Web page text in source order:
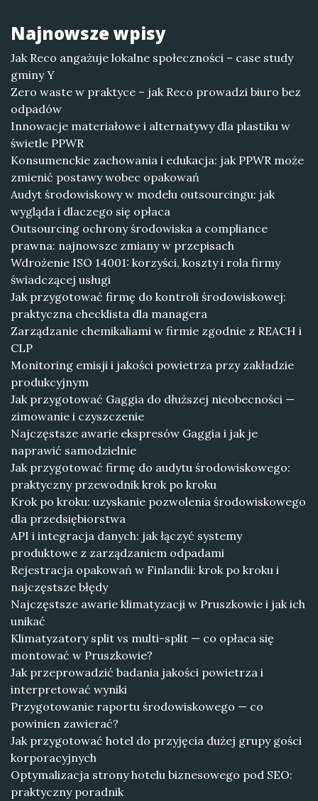
Najnowsze wpisy
Jak Reco angażuje lokalne społeczności – case study
gminy Y
Zero waste w praktyce – jak Reco prowadzi biuro bez
odpadów
Innowacje materiałowe i alternatywy dla plastiku w
świetle PPWR
Konsumenckie zachowania i edukacja: jak PPWR może
zmienić postawy wobec opakowań
Audyt środowiskowy w modelu outsourcingu: jak
wygląda i dlaczego się opłaca
Outsourcing ochrony środowiska a compliance
prawna: najnowsze zmiany w przepisach
Wdrożenie ISO 14001: korzyści, koszty i rola firmy
świadczącej usługi
Jak przygotować firmę do kontroli środowiskowej:
praktyczna checklista dla managera
Zarządzanie chemikaliami w firmie zgodnie z REACH i
CLP
Monitoring emisji i jakości powietrza przy zakładzie
produkcyjnym
Jak przygotować Gaggia do dłuższej nieobecności —
zimowanie i czyszczenie
Najczęstsze awarie ekspresów Gaggia i jak je
naprawić samodzielnie
Jak przygotować firmę do audytu środowiskowego:
praktyczny przewodnik krok po kroku
Krok po kroku: uzyskanie pozwolenia środowiskowego
dla przedsiębiorstwa
API i integracja danych: jak łączyć systemy
produktowe z zarządzaniem odpadami
Rejestracja opakowań w Finlandii: krok po kroku i
najczęstsze błędy
Najczęstsze awarie klimatyzacji w Pruszkowie i jak ich
unikać
Klimatyzatory split vs multi-split — co opłaca się
montować w Pruszkowie?
Jak przeprowadzić badania jakości powietrza i
interpretować wyniki
Przygotowanie raportu środowiskowego — co
powinien zawierać?
Jak przygotować hotel do przyjęcia dużej grupy gości
korporacyjnych
Optymalizacja strony hotelu biznesowego pod SEO:
praktyczny poradnik